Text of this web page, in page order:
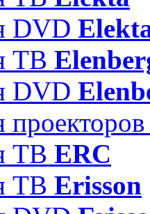
DVD
ТВ
DVD
ТВ ERC
ТВ Erisson